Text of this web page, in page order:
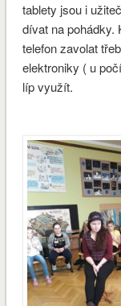
tablety jsou i
dívat na pohádky.
telefon zavolat
elektroniky ( u
líp využít.